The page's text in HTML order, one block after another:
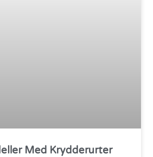
Med Krydderurter